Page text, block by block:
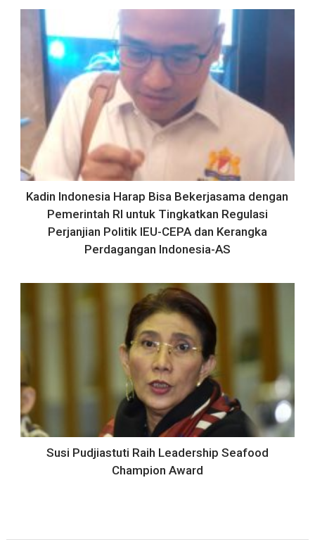
Kadin Indonesia Harap Bisa Bekerjasama dengan
Pemerintah RI untuk Tingkatkan Regulasi
Perjanjian Politik IEU-CEPA dan Kerangka
Perdagangan Indonesia-AS
Susi Pudjiastuti Raih Leadership Seafood
Champion Award